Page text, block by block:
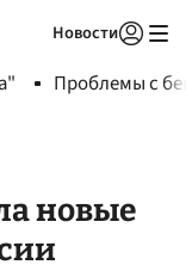
Новости
Проблемы с
новые